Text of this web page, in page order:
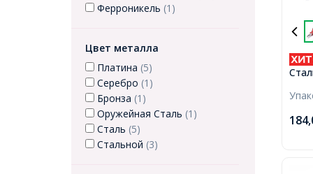
Ферроникель (1)
Цвет металла
Платина (5)
Серебро (1)
Бронза (1)
Оружейная Сталь (1)
Сталь (5)
Стальной (3)
для